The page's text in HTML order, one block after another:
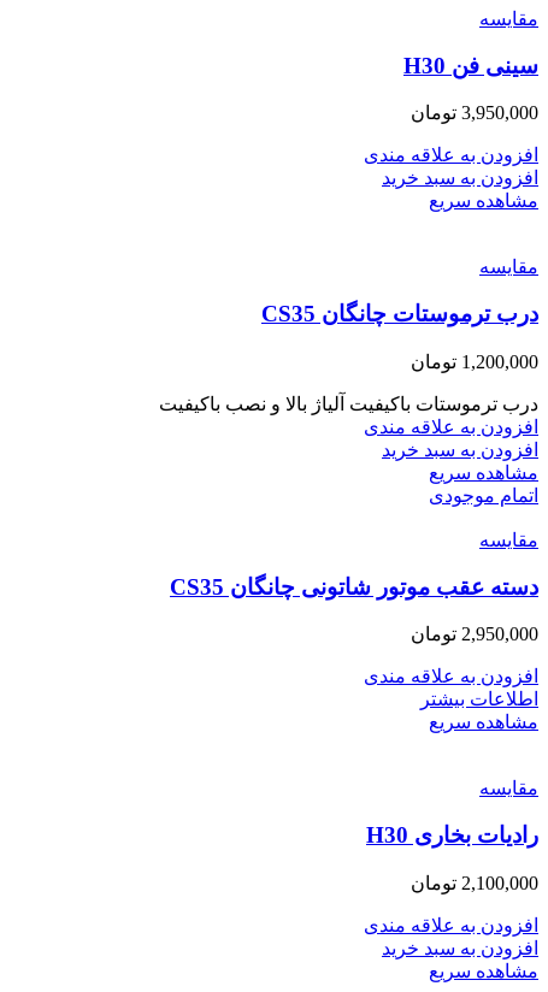
مقایسه
سینی فن H30
3,950,000 تومان
افزودن به علاقه مندی
افزودن به سبد خرید
مشاهده سریع
مقایسه
درب ترموستات چانگان CS35
1,200,000 تومان
درب ترموستات باکیفیت آلیاژ بالا و نصب باکیفیت
افزودن به علاقه مندی
افزودن به سبد خرید
مشاهده سریع
اتمام موجودی
مقایسه
دسته عقب موتور شاتونی چانگان CS35
2,950,000 تومان
افزودن به علاقه مندی
اطلاعات بیشتر
مشاهده سریع
مقایسه
رادیات بخاری H30
2,100,000 تومان
افزودن به علاقه مندی
افزودن به سبد خرید
مشاهده سریع